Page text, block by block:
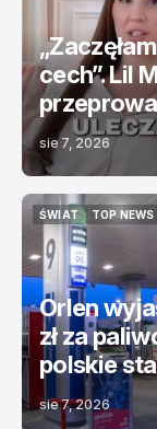
cech”. Lil
sie 7, 2026
ŚWIAT
ŚWIAT
TOP NEWS
Orlen
zł za
polskie
sie 7, 2026